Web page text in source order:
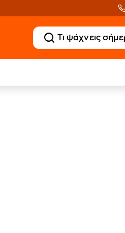
Reer Θερμόμετρο Μετώπου -